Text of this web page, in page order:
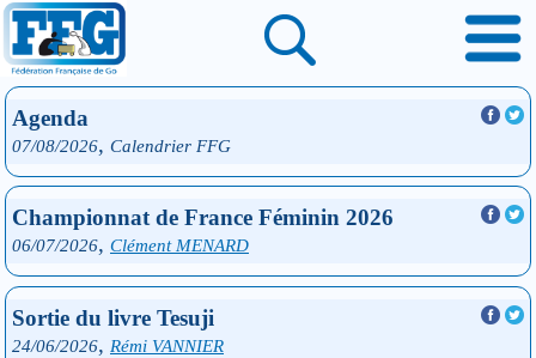
Agenda
07/08/2026, Calendrier FFG
Championnat de France Féminin 2026
06/07/2026, Clément MENARD
Sortie du livre Tesuji
24/06/2026, Rémi VANNIER